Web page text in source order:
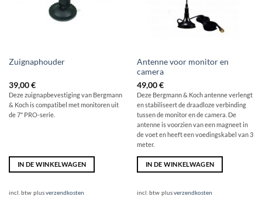
Zuignaphouder
39,00€
Deze zuignapbevestiging van Bergmann
& Koch is compatibel met monitoren uit
de 7" PRO-serie.
IN DE WINKELWAGEN
incl. btw plusverzendkosten
Antenne voor monitor en
camera
49,00€
Deze Bergmann & Koch antenne verlengt
en stabiliseert de draadloze verbinding
tussen de monitor en de camera. De
antenne is voorzien van een magneet in
de voet en heeft een voedingskabel van 3
meter.
IN DE WINKELWAGEN
incl. btw plusverzendkosten